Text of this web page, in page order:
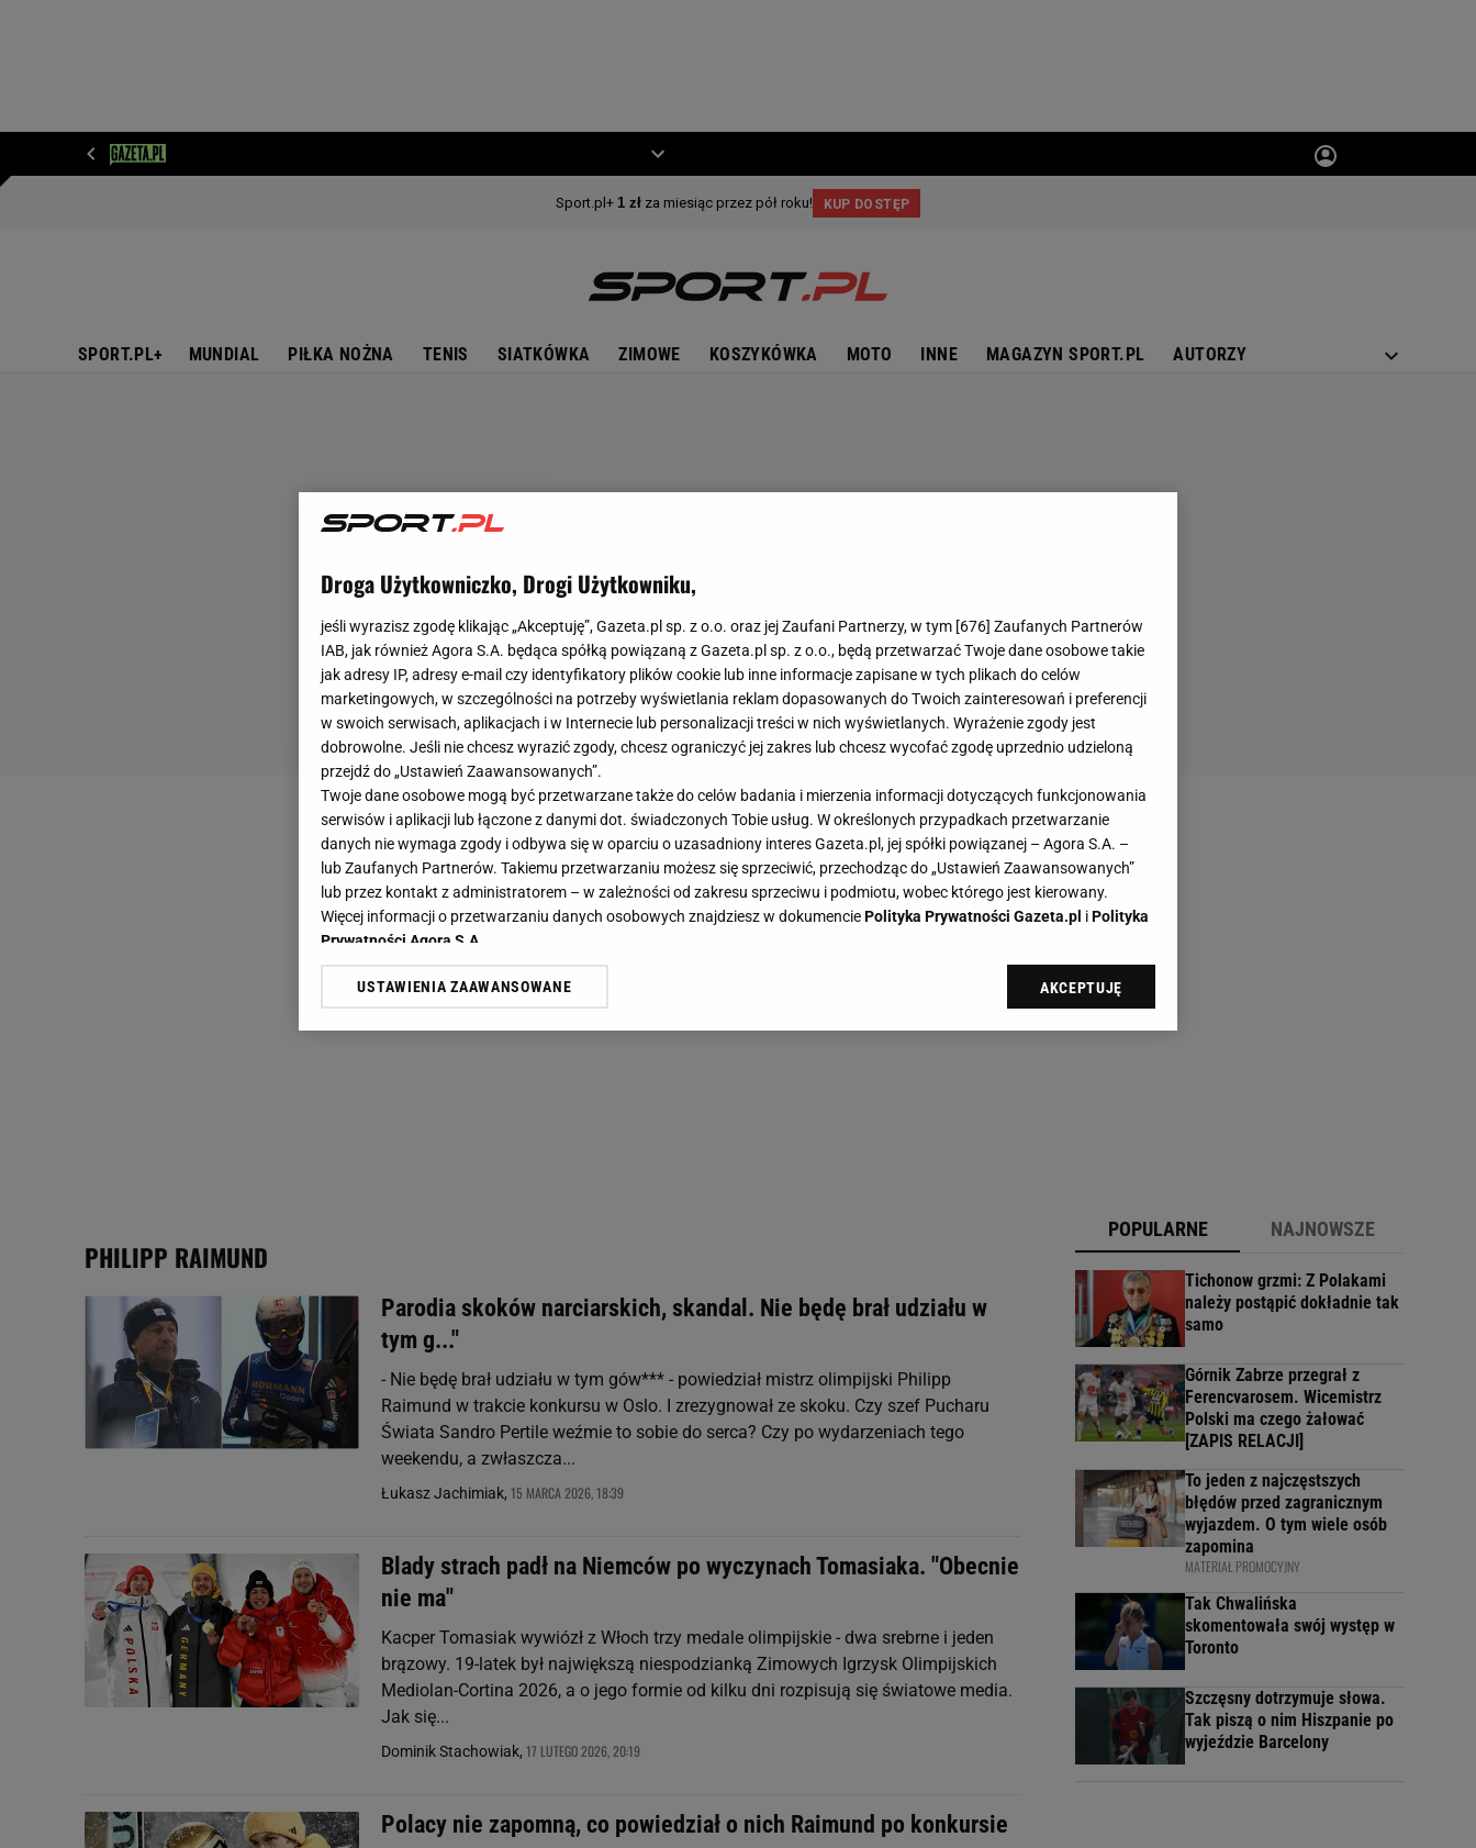
SPORT.PL+ MUNDIAL PIŁKA NOŻNA TENIS SIATKÓWKA ZIMOWE KOSZYKÓWKA MOTO INNE MAGAZYN SPORT.PL AUTORZY
PHILIPP RAIMUND
Parodia skoków narciarskich, skandal. Nie będę brał udziału w
tym g..."
- Nie będę brał udziału w tym gów*** - powiedział mistrz olimpijski Philipp
Raimund w trakcie konkursu w Oslo. I zrezygnował ze skoku. Czy szef Pucharu
Świata Sandro Pertile weźmie to sobie do serca? Czy po wydarzeniach tego
weekendu, a zwłaszcza...
Łukasz Jachimiak, 15 MARCA 2026, 18:39
Blady strach padł na Niemców po wyczynach Tomasiaka. "Obecnie
nie ma"
Kacper Tomasiak wywiózł z Włoch trzy medale olimpijskie - dwa srebrne i jeden
brązowy. 19-latek był największą niespodzianką Zimowych Igrzysk Olimpijskich
Mediolan-Cortina 2026, a o jego formie od kilku dni rozpisują się światowe media.
Jak się...
Dominik Stachowiak, 17 LUTEGO 2026, 20:19
Polacy nie zapomną, co powiedział o nich Raimund po konkursie
POPULARNE NAJNOWSZE
Tichonow grzmi: Z Polakami
należy postąpić dokładnie tak
samo
Górnik Zabrze przegrał z
Ferencvarosem. Wicemistrz
Polski ma czego żałować
[ZAPIS RELACJI]
To jeden z najczęstszych
błędów przed zagranicznym
wyjazdem. O tym wiele osób
zapomina
MATERIAŁ PROMOCYJNY
Tak Chwalińska
skomentowała swój występ w
Toronto
Szczęsny dotrzymuje słowa.
Tak piszą o nim Hiszpanie po
wyjeździe Barcelony
Droga Użytkowniczko, Drogi Użytkowniku,
jeśli wyrazisz zgodę klikając „Akceptuję”, Gazeta.pl sp. z o.o. oraz jej Zaufani Partnerzy, w tym [676] Zaufanych Partnerów
IAB, jak również Agora S.A. będąca spółką powiązaną z Gazeta.pl sp. z o.o., będą przetwarzać Twoje dane osobowe takie
jak adresy IP, adresy e-mail czy identyfikatory plików cookie lub inne informacje zapisane w tych plikach do celów
marketingowych, w szczególności na potrzeby wyświetlania reklam dopasowanych do Twoich zainteresowań i preferencji
w swoich serwisach, aplikacjach i w Internecie lub personalizacji treści w nich wyświetlanych. Wyrażenie zgody jest
dobrowolne. Jeśli nie chcesz wyrazić zgody, chcesz ograniczyć jej zakres lub chcesz wycofać zgodę uprzednio udzieloną
przejdź do „Ustawień Zaawansowanych”.
Twoje dane osobowe mogą być przetwarzane także do celów badania i mierzenia informacji dotyczących funkcjonowania
serwisów i aplikacji lub łączone z danymi dot. świadczonych Tobie usług. W określonych przypadkach przetwarzanie
danych nie wymaga zgody i odbywa się w oparciu o uzasadniony interes Gazeta.pl, jej spółki powiązanej – Agora S.A. –
lub Zaufanych Partnerów. Takiemu przetwarzaniu możesz się sprzeciwić, przechodząc do „Ustawień Zaawansowanych”
lub przez kontakt z administratorem – w zależności od zakresu sprzeciwu i podmiotu, wobec którego jest kierowany.
Więcej informacji o przetwarzaniu danych osobowych znajdziesz w dokumenciePolityka Prywatności Gazeta.pl iPolityka
Prywatności Agora S.A.
Klikając „Akceptuję” wyrażasz też zgodę na zainstalowanie i przechowywanie plików cookie Gazeta.pl sp. z o.o., jej
Zaufanych Partnerów i Agora S.A. na Twoim urządzeniu końcowym. Możesz w każdej chwili zmienić swoje preferencje
USTAWIENIA ZAAWANSOWANE AKCEPTUJĘ